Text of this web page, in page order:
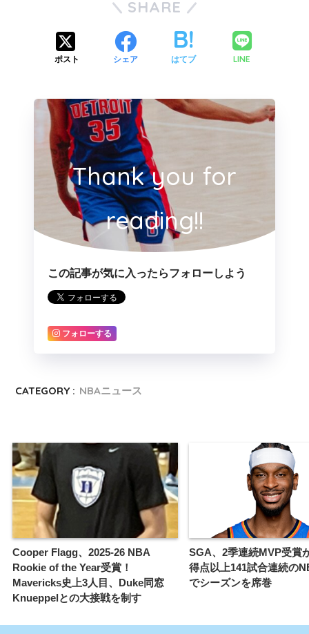
SHARE
ポスト シェア はてブ LINE
Thank you for
reading!!
この記事が気に入ったらフォローしよう
フォローする
CATEGORY : NBAニュース
Cooper Flagg、2025-26 NBA
Rookie of the Year受賞！
Mavericks史上3人目、Duke同窓
Knueppelとの大接戦を制す
SGA、2季連続MVP受賞
得点以上141試合連続の
でシーズンを席巻